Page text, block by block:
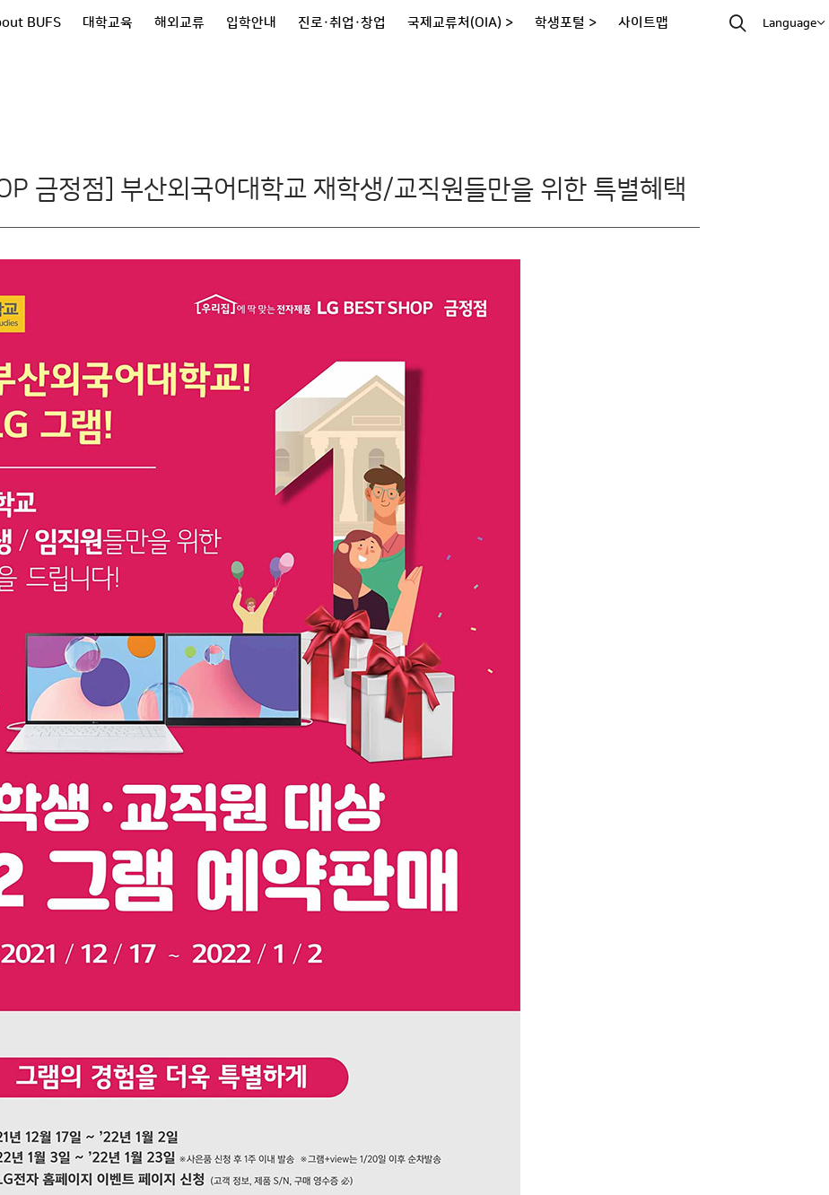
BUFS 대학교육 해외교류 입학안내 진로·취업·창업 국제교류처(OIA) > 학생포털 > 사이트맵 Language
금정점] 부산외국어대학교 재학생/교직원들만을 위한 특별혜택